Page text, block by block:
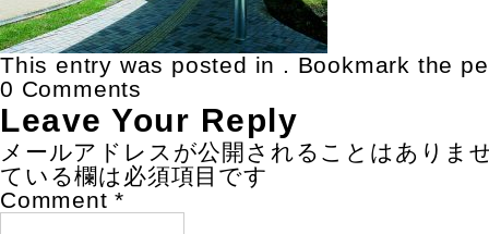
This entry was posted in . Bookmark the
0 Comments
Leave Your Reply
メールアドレスが公開されることはありま
ている欄は必須項目です
Comment *